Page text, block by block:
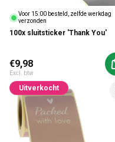
Voor 15:00 besteld, zelfde werkdag
verzonden
100x sluitsticker 'Thank You'
Normale prijs
€9,98
Excl. btw
Uitverkocht